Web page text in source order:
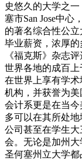
史悠久的大学之
塞市San Jose中心
的著名综合性公
毕业薪资，浓厚
《福克斯》杂志
世界各地的成百
在世界上享有学
机构，并获誉为
会计系更是在当
多可以在其所处
公司甚至在学生
会。无论是加州
圣何塞州立大学